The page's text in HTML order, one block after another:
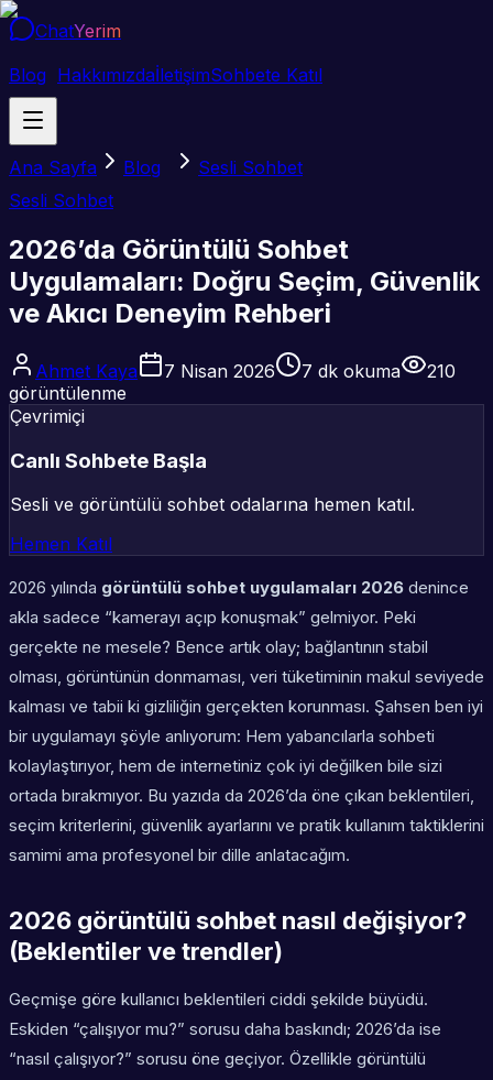
ChatYerim
Blog HakkımızdaİletişimSohbete Katıl
Ana Sayfa Blog
Sesli Sohbet
Sesli Sohbet
2026’da Görüntülü Sohbet
Uygulamaları: Doğru Seçim, Güvenlik
ve Akıcı Deneyim Rehberi
Ahmet Kaya 7 Nisan 2026 7 dk okuma
210
görüntülenme
Çevrimiçi
Canlı Sohbete Başla
Sesli ve görüntülü sohbet odalarına hemen katıl.
Hemen Katıl
2026 yılında görüntülü sohbet uygulamaları 2026 denince
akla sadece “kamerayı açıp konuşmak” gelmiyor. Peki
gerçekte ne mesele? Bence artık olay; bağlantının stabil
olması, görüntünün donmaması, veri tüketiminin makul seviyede
kalması ve tabii ki gizliliğin gerçekten korunması. Şahsen ben iyi
bir uygulamayı şöyle anlıyorum: Hem yabancılarla sohbeti
kolaylaştırıyor, hem de internetiniz çok iyi değilken bile sizi
ortada bırakmıyor. Bu yazıda da 2026’da öne çıkan beklentileri,
seçim kriterlerini, güvenlik ayarlarını ve pratik kullanım taktiklerini
samimi ama profesyonel bir dille anlatacağım.
2026 görüntülü sohbet nasıl değişiyor?
(Beklentiler ve trendler)
Geçmişe göre kullanıcı beklentileri ciddi şekilde büyüdü.
Eskiden “çalışıyor mu?” sorusu daha baskındı; 2026’da ise
“nasıl çalışıyor?” sorusu öne geçiyor. Özellikle görüntülü